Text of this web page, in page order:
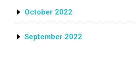
October 2022
September 2022